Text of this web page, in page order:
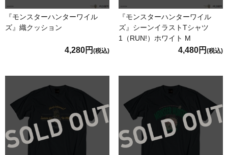
『モンスターハンターワイル
ズ』織クッション
4,280円 (税込)
『モンスターハンターワイル
ズ』シーンイラストTシャツ
1（RUN!）ホワイト M
4,480円 (税込)